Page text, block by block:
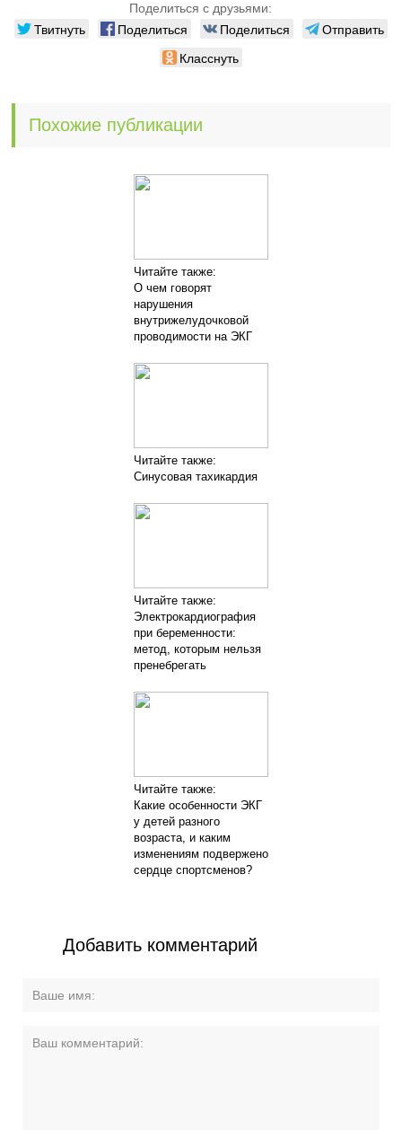
Поделиться с друзьями:
Твитнуть Поделиться Поделиться
Отправить
Класснуть
Похожие публикации
Читайте также:
О чем говорят
нарушения
внутрижелудочковой
проводимости на ЭКГ
Читайте также:
Синусовая тахикардия
Читайте также:
Электрокардиография
при беременности:
метод, которым нельзя
пренебрегать
Читайте также:
Какие особенности ЭКГ
у детей разного
возраста, и каким
изменениям подвержено
сердце спортсменов?
Добавить комментарий